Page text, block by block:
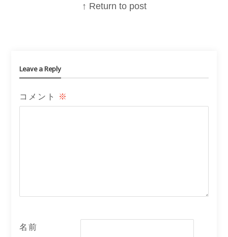
↑ Return to post
Leave a Reply
コメント ※
名前